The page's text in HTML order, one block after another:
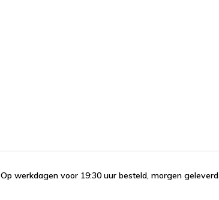
Op werkdagen voor 19:30 uur besteld, morgen geleverd